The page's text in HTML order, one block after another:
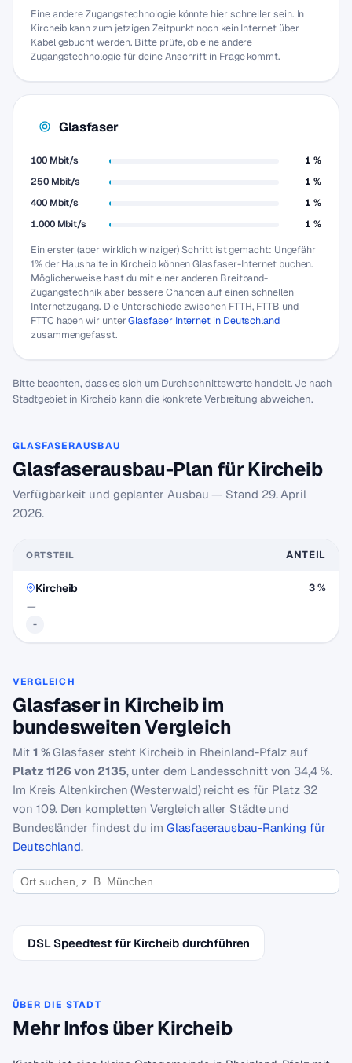
Eine andere Zugangstechnologie könnte hier schneller sein. In
Kircheib kann zum jetzigen Zeitpunkt noch kein Internet über
Kabel gebucht werden. Bitte prüfe, ob eine andere
Zugangstechnologie für deine Anschrift in Frage kommt.
Glasfaser
100 Mbit/s
1 %
250 Mbit/s
1 %
400 Mbit/s
1 %
1.000 Mbit/s
1 %
Ein erster (aber wirklich winziger) Schritt ist gemacht: Ungefähr
1% der Haushalte in Kircheib können Glasfaser-Internet buchen.
Möglicherweise hast du mit einer anderen Breitband-
Zugangstechnik aber bessere Chancen auf einen schnellen
Internetzugang. Die Unterschiede zwischen FTTH, FTTB und
FTTC haben wir unterGlasfaser Internet in Deutschland
zusammengefasst.
Bitte beachten, dass es sich um Durchschnittswerte handelt. Je nach
Stadtgebiet in Kircheib kann die konkrete Verbreitung abweichen.
GLASFASERAUSBAU
Glasfaserausbau-Plan für Kircheib
Verfügbarkeit und geplanter Ausbau — Stand 29. April
2026.
ORTSTEIL ANTEIL
Kircheib
-
—
3 %
VERGLEICH
Glasfaser in Kircheib im
bundesweiten Vergleich
Mit 1 %Glasfaser steht Kircheib in Rheinland-Pfalz auf
Platz 1126 von 2135, unter dem Landesschnitt von 34,4 %.
Im Kreis Altenkirchen (Westerwald) reicht es für Platz 32
von 109. Den kompletten Vergleich aller Städte und
Bundesländer findest du im Glasfaserausbau-Ranking für
Deutschland.
DSL Speedtest für Kircheib durchführen
ÜBER DIE STADT
Mehr Infos über Kircheib